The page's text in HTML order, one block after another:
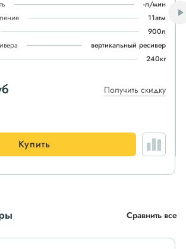
-л/мин
11атм
900л
вертикальный ресивер
240кг
Получить скидку
Купить
Сравнить все